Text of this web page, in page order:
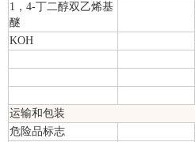
1，4-丁二醇双乙烯基
醚
KOH
运输和包装
危险品标志